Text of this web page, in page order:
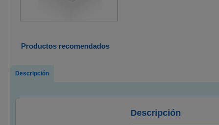
Productos recomendados
Descripción
Descripción